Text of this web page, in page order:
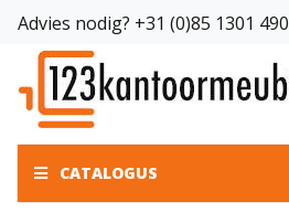
Advies nodig? +31 (0)85 1301 490
CATALOGUS